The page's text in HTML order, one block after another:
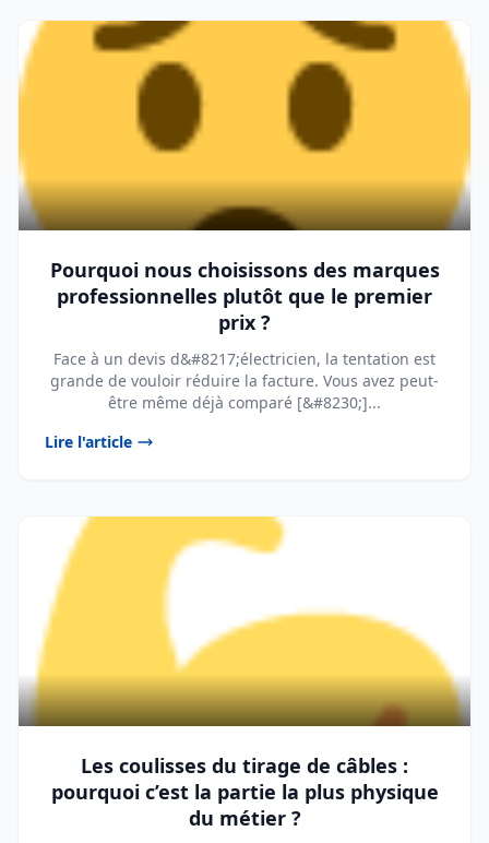
Pourquoi nous choisissons des marques
professionnelles plutôt que le premier
prix ?
Face à un devis d&#8217;électricien, la tentation est
grande de vouloir réduire la facture. Vous avez peut-
être même déjà comparé [&#8230;]...
Lire l'article
Les coulisses du tirage de câbles :
pourquoi c’est la partie la plus physique
du métier ?